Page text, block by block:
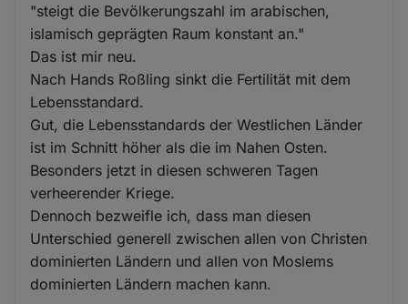
"steigt die Bevölkerungszahl im arabischen,
islamisch geprägten Raum konstant an."
Das ist mir neu.
Nach Hands Roßling sinkt die Fertilität mit dem
Lebensstandard.
Gut, die Lebensstandards der Westlichen Länder
ist im Schnitt höher als die im Nahen Osten.
Besonders jetzt in diesen schweren Tagen
verheerender Kriege.
Dennoch bezweifle ich, dass man diesen
Unterschied generell zwischen allen von Christen
dominierten Ländern und allen von Moslems
dominierten Ländern machen kann.